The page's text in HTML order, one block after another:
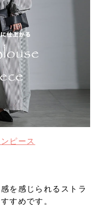
ピース
を感じられるストラ
すめです。